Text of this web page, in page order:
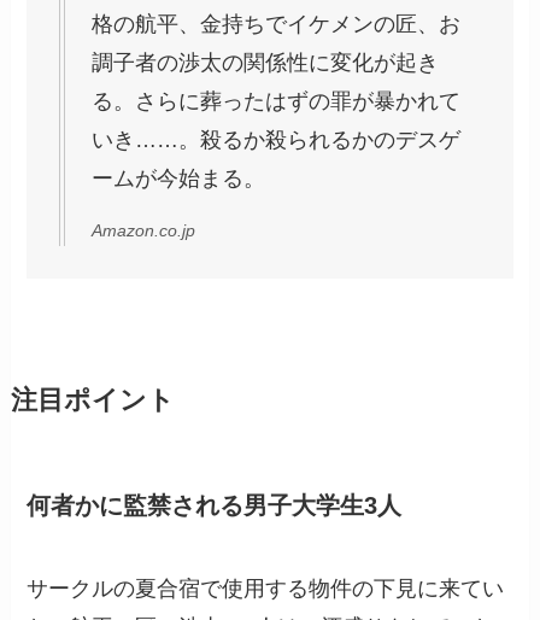
格の航平、金持ちでイケメンの匠、お
調子者の渉太の関係性に変化が起き
る。さらに葬ったはずの罪が暴かれて
いき……。殺るか殺られるかのデスゲ
ームが今始まる。
Amazon.co.jp
注目ポイント
何者かに監禁される男子大学生3人
サークルの夏合宿で使用する物件の下見に来てい